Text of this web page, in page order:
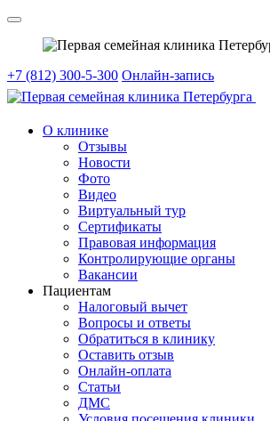
+7 (812) 300-5-300 Онлайн-запись
О клинике
Отзывы
Новости
Фото
Видео
Виртуальный тур
Сертификаты
Правовая информация
Контролирующие органы
Вакансии
Пациентам
Налоговый вычет
Вопросы и ответы
Обратиться в клинику
Оставить отзыв
Онлайн-оплата
Статьи
ДМС